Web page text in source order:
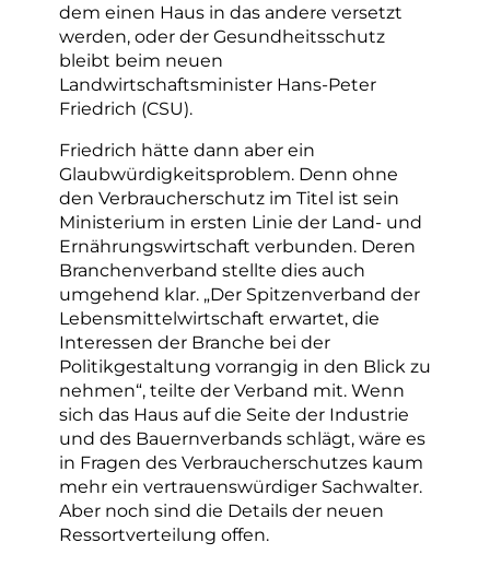
dem einen Haus in das andere versetzt
werden, oder der Gesundheitsschutz
bleibt beim neuen
Landwirtschaftsminister Hans-Peter
Friedrich (CSU).
Friedrich hätte dann aber ein
Glaubwürdigkeitsproblem. Denn ohne
den Verbraucherschutz im Titel ist sein
Ministerium in ersten Linie der Land- und
Ernährungswirtschaft verbunden. Deren
Branchenverband stellte dies auch
umgehend klar. „Der Spitzenverband der
Lebensmittelwirtschaft erwartet, die
Interessen der Branche bei der
Politikgestaltung vorrangig in den Blick zu
nehmen“, teilte der Verband mit. Wenn
sich das Haus auf die Seite der Industrie
und des Bauernverbands schlägt, wäre es
in Fragen des Verbraucherschutzes kaum
mehr ein vertrauenswürdiger Sachwalter.
Aber noch sind die Details der neuen
Ressortverteilung offen.